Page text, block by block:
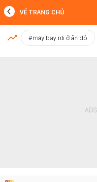
MỚI NHẤT
VỀ TRANG CHỦ
#máy bay rơi ở ấn độ